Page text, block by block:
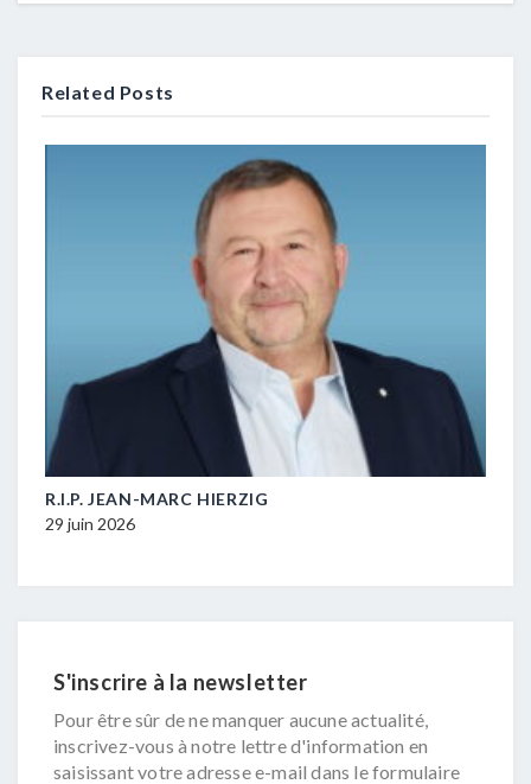
Related Posts
R.I.P. JEAN-MARC HIERZIG
29 juin 2026
S'inscrire à la newsletter
Pour être sûr de ne manquer aucune actualité,
inscrivez-vous à notre lettre d'information en
saisissant votre adresse e-mail dans le formulaire